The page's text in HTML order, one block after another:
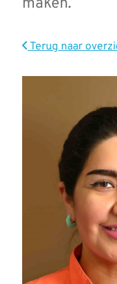
maken.
Terug naar